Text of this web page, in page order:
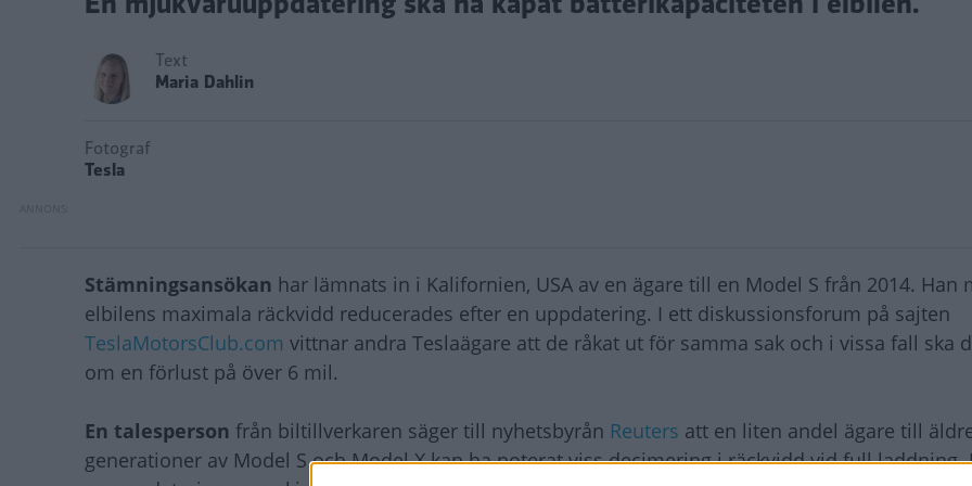
Text
Maria Dahlin
Fotograf
Tesla
Stämningsansökan har lämnats in i Kalifornien, USA av en ägare till en Model S från 2014. Han
elbilens maximala räckvidd reducerades efter en uppdatering. I ett diskussionsforum på sajten
TeslaMotorsClub.com vittnar andra Teslaägare att de råkat ut för samma sak och i vissa fall ska
om en förlust på över 6 mil.
En talesperson från biltillverkaren säger till nyhetsbyrån Reuters att en liten andel ägare till
generationer av Model S och Model X kan ha noterat viss decimering i räckvidd vid full laddning.